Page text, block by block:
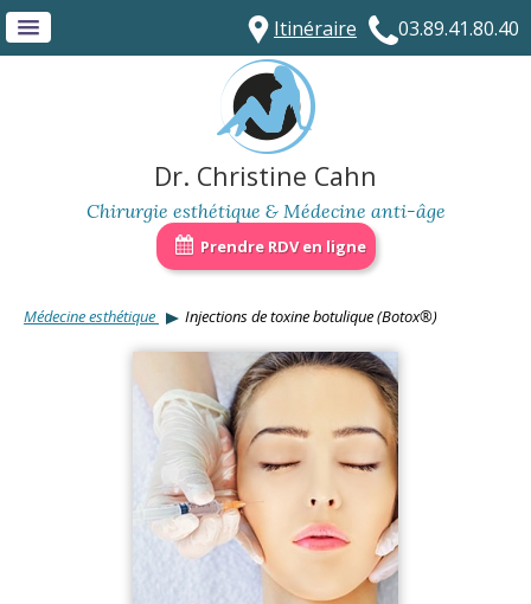
03.89.41.80.40
Itinéraire
Dr. Christine Cahn
Chirurgie esthétique & Médecine anti-âge
Prendre RDV en ligne
Médecine esthétique Injections de toxine botulique (Botox®)